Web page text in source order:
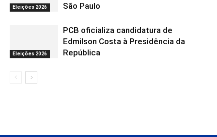
Eleições 2026
São Paulo
Eleições 2026
PCB oficializa candidatura de
Edmilson Costa à Presidência da
República